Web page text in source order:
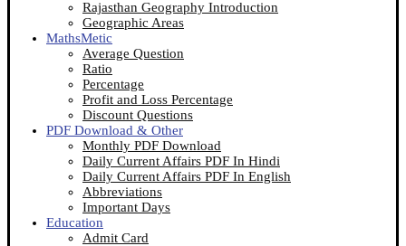
Rajasthan Geography Introduction
Geographic Areas
MathsMetic
Average Question
Ratio
Percentage
Profit and Loss Percentage
Discount Questions
PDF Download & Other
Monthly PDF Download
Daily Current Affairs PDF In Hindi
Daily Current Affairs PDF In English
Abbreviations
Important Days
Education
Admit Card